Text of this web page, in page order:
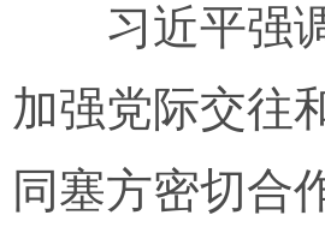
习近平强调
加强党际交往
同塞方密切合